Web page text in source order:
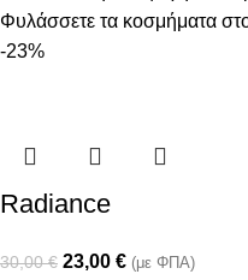
Φυλάσσετε τα κοσμήματα
-23%
Radiance
30,00€ 23,00 € (με ΦΠΑ)